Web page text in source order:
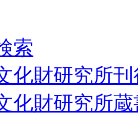
索
化財研究所
化財研究所